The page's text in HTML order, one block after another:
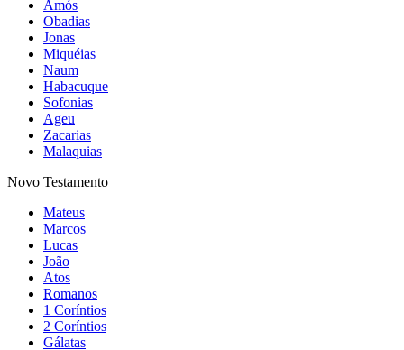
Amós
Obadias
Jonas
Miquéias
Naum
Habacuque
Sofonias
Ageu
Zacarias
Malaquias
Novo Testamento
Mateus
Marcos
Lucas
João
Atos
Romanos
1 Coríntios
2 Coríntios
Gálatas